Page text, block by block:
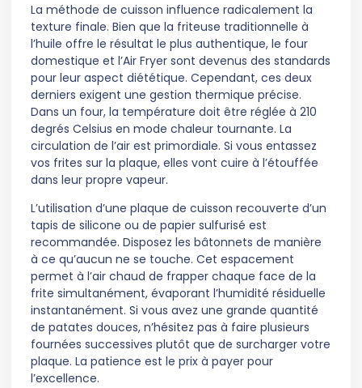
La méthode de cuisson influence radicalement la
texture finale. Bien que la friteuse traditionnelle à
l’huile offre le résultat le plus authentique, le four
domestique et l’Air Fryer sont devenus des standards
pour leur aspect diététique. Cependant, ces deux
derniers exigent une gestion thermique précise.
Dans un four, la température doit être réglée à 210
degrés Celsius en mode chaleur tournante. La
circulation de l’air est primordiale. Si vous entassez
vos frites sur la plaque, elles vont cuire à l’étouffée
dans leur propre vapeur.
L’utilisation d’une plaque de cuisson recouverte d’un
tapis de silicone ou de papier sulfurisé est
recommandée. Disposez les bâtonnets de manière
à ce qu’aucun ne se touche. Cet espacement
permet à l’air chaud de frapper chaque face de la
frite simultanément, évaporant l’humidité résiduelle
instantanément. Si vous avez une grande quantité
de patates douces, n’hésitez pas à faire plusieurs
fournées successives plutôt que de surcharger votre
plaque. La patience est le prix à payer pour
l’excellence.